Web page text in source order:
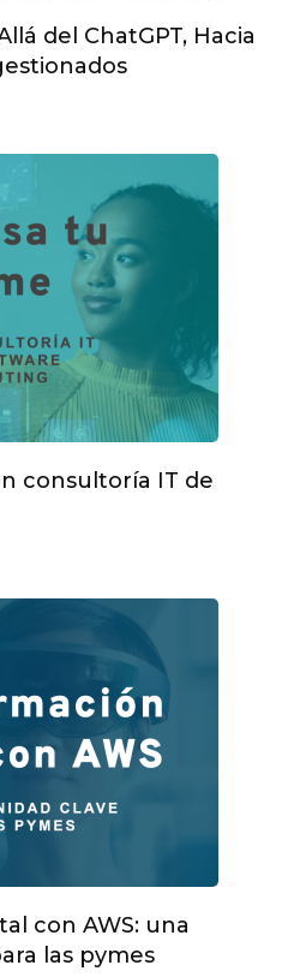
del ChatGPT, Hacia
consultoría IT de
con AWS: una
las pymes